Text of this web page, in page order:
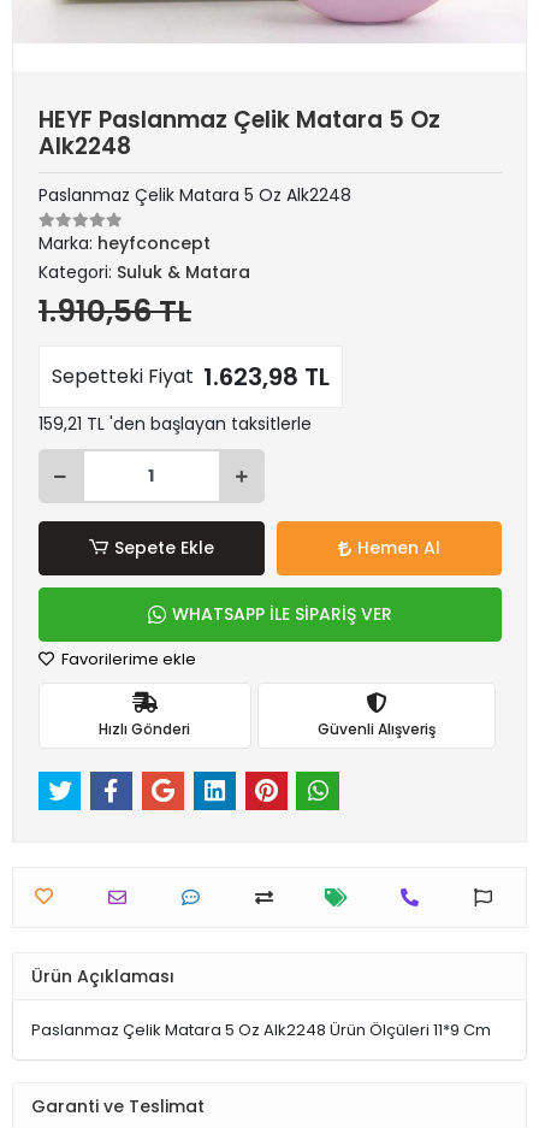
HEYF Paslanmaz Çelik Matara 5 Oz
Alk2248
Paslanmaz Çelik Matara 5 Oz Alk2248
Marka: heyfconcept
Kategori: Suluk & Matara
1.910,56 TL
Sepetteki Fiyat 1.623,98 TL
159,21 TL 'den başlayan taksitlerle
Sepete Ekle Hemen Al
WHATSAPP İLE SİPARİŞ VER
Favorilerime ekle
Hızlı Gönderi Güvenli Alışveriş
Ürün Açıklaması
Paslanmaz Çelik Matara 5 Oz Alk2248 Ürün Ölçüleri 11*9 Cm
Garanti ve Teslimat